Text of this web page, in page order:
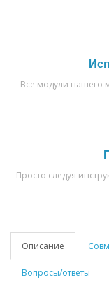
Все модули нашего
Просто следуя
Описание
Вопросы/ответы